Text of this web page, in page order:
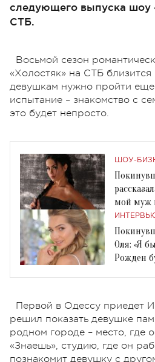
следующего выпуска шоу
СТБ.
Восьмой сезон
«Холостяк» на СТБ
девушкам нужно пройти
испытание – знакомство с
это будет непросто.
ШОУ-
мой муж
Оля: «Я
Рожден
Первой в Одессу приедет
решил показать девушке
родном городе – место, где
«Знаешь», студию, где он
познакомит девушку с